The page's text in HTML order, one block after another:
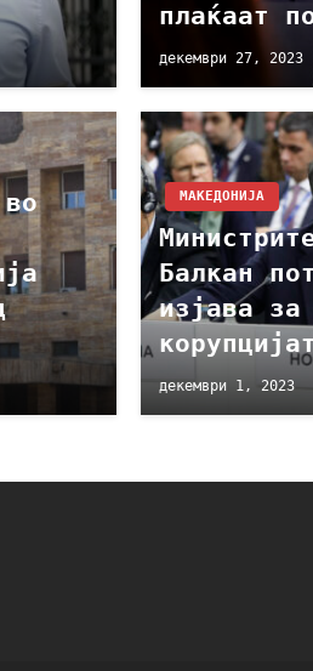
плаќаат
декември 27, 2023
МАКЕДОНИЈА
Балкан
изјава за
декември 1, 2023